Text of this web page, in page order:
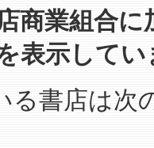
商業組合
表示して
る書店は次